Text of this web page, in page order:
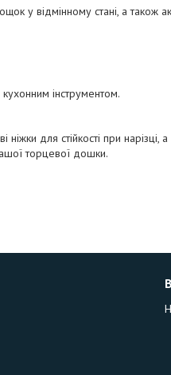
у відмінному стані, а також
інструментом.
для стійкості при нарізці,
торцевої дошки.